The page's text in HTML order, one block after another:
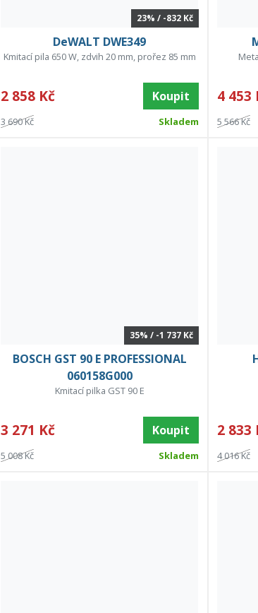
23% / -832 Kč
DeWALT DWE349
Kmitací pila 650 W, zdvih 20 mm, prořez 85 mm
2 858 Kč Koupit
3 690 Kč Skladem
4 453
5 566 Kč
35% / -1 737 Kč
BOSCH GST 90 E PROFESSIONAL
060158G000
Kmitací pilka GST 90 E
3 271 Kč Koupit
5 008 Kč Skladem
2 833
4 016 Kč